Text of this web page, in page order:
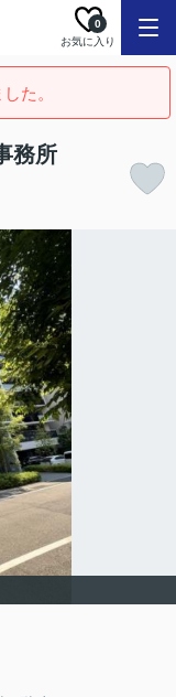
お気に入り
0
た。
務所